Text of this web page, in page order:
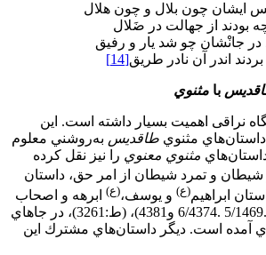
ايشان چون بلال و چون هلال
بودند از جهالت در ضَلال
در جانْشان چو شد يار و رفيق
بردند اندر آن نادر طريق[14]
با مثنوي
نراقی اهميت بسیار ‌داشته است. اين
مثنوي طاقديس به‌روشني معلوم
مثنوي معنوي را نيز نقل کرده
شيطان و تمرد شيطان از امر حق، داستان
ابراهيم(ع) و يوسف،(ع) ابرهه و اصحاب
فيل (م:2/2908 و3443 .5/1469 .6/4374 و4381)، (ط:3261)، در جاهاي
آمده است. ديگر داستان‌هاي مشترك اين